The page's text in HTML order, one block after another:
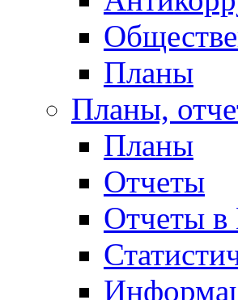
Планы
Планы,
Планы
Отчеты
Отчеты